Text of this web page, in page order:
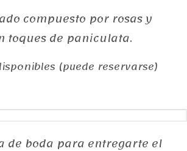
compuesto por rosas y
toques de paniculata.
(puede reservarse)
de boda para entregarte el